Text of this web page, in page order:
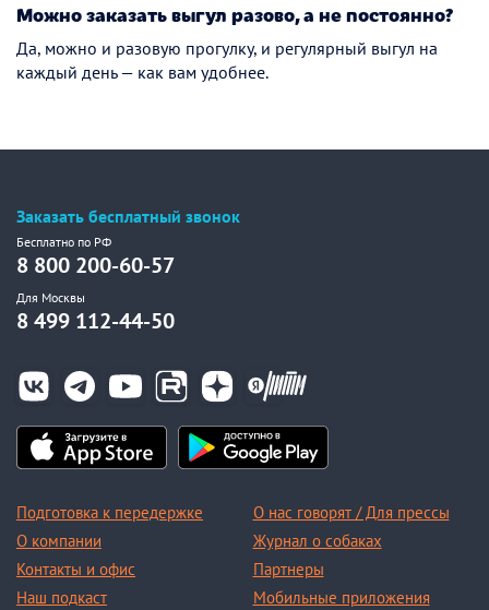
Можно заказать выгул разово, а не постоянно?
Да, можно и разовую прогулку, и регулярный выгул на
каждый день — как вам удобнее.
Заказать бесплатный звонок
Бесплатно по РФ
8 800 200-60-57
Для Москвы
8 499 112-44-50
Подготовка к передержке
О компании
Контакты и офис
Наш подкаст
О нас говорят / Для прессы
Журнал о собаках
Партнеры
Мобильные приложения